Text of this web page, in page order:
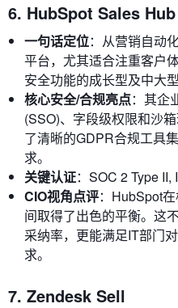
6. HubSpot Sales
一句话定位：从营销自动
平台，尤其适合注重客户
安全功能的成长型及中大型
核心安全/合规亮点：其企
(SSO)、字段级权限和沙
了清晰的GDPR合规工具
求。
关键认证：SOC 2 Type II,
CIO视角点评：HubSpot
间取得了出色的平衡。这
采纳率，更能满足IT部门
求。
7. Zendesk Sell